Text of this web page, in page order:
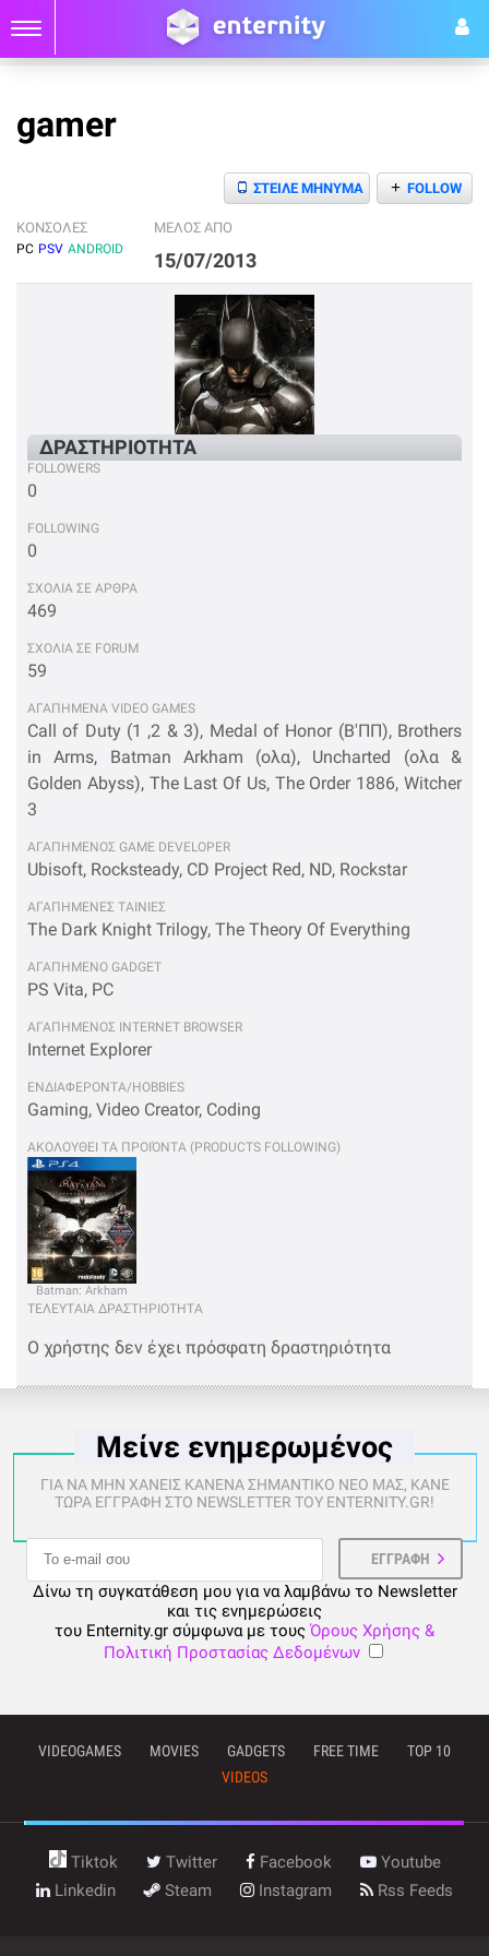
gamer
+ FOLLOW
ΣΤΕΙΛΕ ΜΗΝΥΜΑ
ΚΟΝΣΟΛΕΣ
PC PSV ANDROID
ΜΕΛΟΣ ΑΠΟ
15/07/2013
ΔΡΑΣΤΗΡΙΟΤΗΤΑ
FOLLOWERS
0
FOLLOWING
0
ΣΧΟΛΙΑ ΣΕ ΑΡΘΡΑ
469
ΣΧΟΛΙΑ ΣΕ FORUM
59
ΑΓΑΠΗΜΕΝΑ VIDEO GAMES
Call of Duty (1 ,2 & 3), Medal of Honor (Β'ΠΠ), Brothers
in Arms, Batman Arkham (ολα), Uncharted (ολα &
Golden Abyss), The Last Of Us, The Order 1886, Witcher
3
ΑΓΑΠΗΜΕΝΟΣ GAME DEVELOPER
Ubisoft, Rocksteady, CD Project Red, ND, Rockstar
ΑΓΑΠΗΜΕΝΕΣ ΤΑΙΝΙΕΣ
The Dark Knight Trilogy, The Theory Of Everything
ΑΓΑΠΗΜΕΝΟ GADGET
PS Vita, PC
ΑΓΑΠΗΜΕΝΟΣ INTERNET BROWSER
Internet Explorer
ΕΝΔΙΑΦΕΡΟΝΤΑ/HOBBIES
Gaming, Video Creator, Coding
ΑΚΟΛΟΥΘΕΙ ΤΑ ΠΡΟΙΌΝΤΑ (PRODUCTS FOLLOWING)
Batman: Arkham
Knight
ΤΕΛΕΥΤΑΙΑ ΔΡΑΣΤΗΡΙΟΤΗΤΑ
Ο χρήστης δεν έχει πρόσφατη δραστηριότητα
Μείνε ενημερωμένος
ΓΙΑ ΝΑ ΜΗΝ ΧΑΝΕΙΣ ΚΑΝΕΝΑ ΣΗΜΑΝΤΙΚΟ ΝΕΟ ΜΑΣ, ΚΑΝΕ
ΤΩΡΑ ΕΓΓΡΑΦΗ ΣΤΟ NEWSLETTER ΤΟΥ ENTERNITY.GR!
Δίνω τη συγκατάθεση μου για να λαμβάνω το Newsletter
και τις ενημερώσεις
του Enternity.gr σύμφωνα με τους Όρους Χρήσης &
Πολιτική Προστασίας Δεδομένων
VIDEOGAMES MOVIES GADGETS FREE TIME
TOP 10
VIDEOS
Tiktok Twitter Facebook
Youtube
Linkedin
Steam Instagram Rss Feeds